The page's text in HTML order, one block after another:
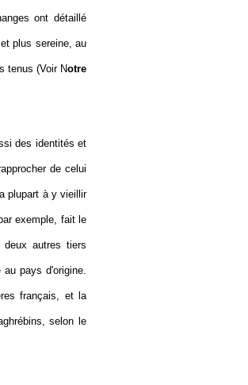
ont détaillé
plus sereine, au
tenus (Voir Notre
des identités et
de celui
plupart à y vieillir
exemple, fait le
autres tiers
pays d'origine.
français, et la
selon le